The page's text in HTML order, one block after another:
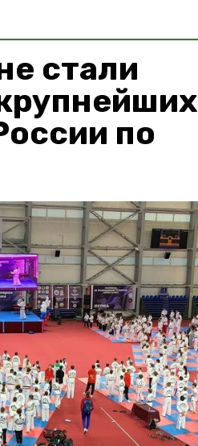
стали
по